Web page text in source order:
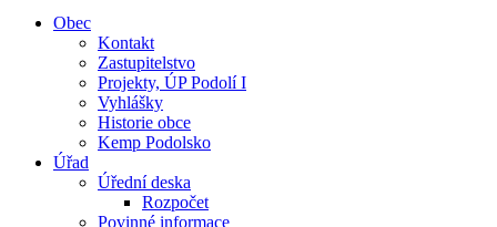
Obec
Kontakt
Zastupitelstvo
Projekty, ÚP Podolí I
Vyhlášky
Historie obce
Kemp Podolsko
Úřad
Úřední deska
Rozpočet
Povinné informace